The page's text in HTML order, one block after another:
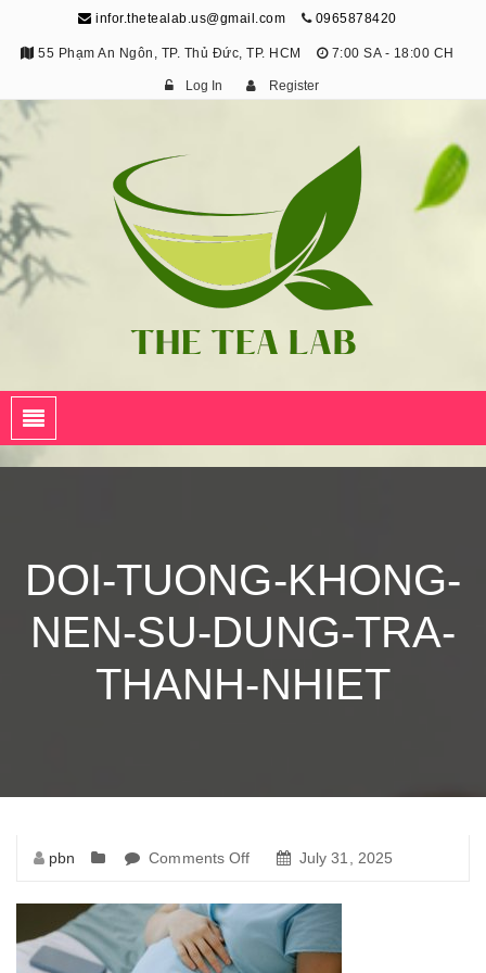
infor.thetealab.us@gmail.com 0965878420
55 Phạm An Ngôn, TP. Thủ Đức, TP. HCM 7:00 SA - 18:00 CH
Log In Register
DOI-TUONG-KHONG-
NEN-SU-DUNG-TRA-
THANH-NHIET
pbn Comments Off
tuong-
khong-
nen-
July 31, 2025